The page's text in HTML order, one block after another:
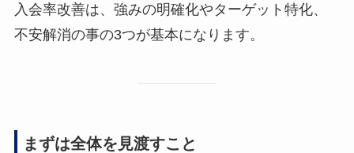
入会率改善は、強みの明確化やターゲット特化、
不安解消の事の3つが基本になります。
まずは全体を見渡すこと